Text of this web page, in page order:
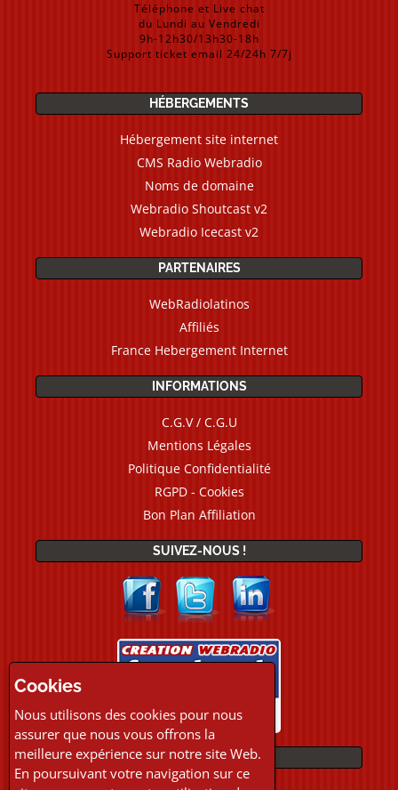
Téléphone et Live chat
du Lundi au Vendredi
9h-12h30/13h30-18h
Support ticket email 24/24h 7/7j
HÉBERGEMENTS
Hébergement site internet
CMS Radio Webradio
Noms de domaine
Webradio Shoutcast v2
Webradio Icecast v2
PARTENAIRES
WebRadiolatinos
Affiliés
France Hebergement Internet
INFORMATIONS
C.G.V / C.G.U
Mentions Légales
Politique Confidentialité
RGPD - Cookies
Bon Plan Affiliation
SUIVEZ-NOUS !
PAIEMENTS
Cookies
Nous utilisons des cookies pour nous
assurer que nous vous offrons la
meilleure expérience sur notre site Web.
En poursuivant votre navigation sur ce